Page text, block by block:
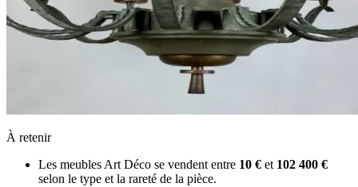
À retenir
Les meubles Art Déco se vendent entre 10 € et 102 400 €
selon le type et la rareté de la pièce.